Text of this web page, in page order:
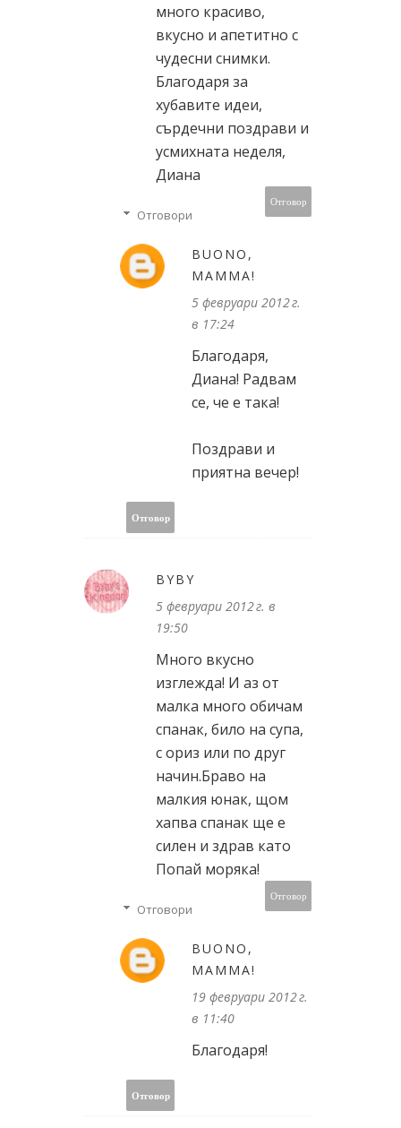
много красиво,
вкусно и апетитно с
чудесни снимки.
Благодаря за
хубавите идеи,
сърдечни поздрави и
усмихната неделя,
Диана
Отговор
Отговори
BUONO,
MAMMA!
5 февруари 2012 г.
в 17:24
Благодаря,
Диана! Радвам
се, че е така!
Поздрави и
приятна вечер!
Отговор
BYBY
5 февруари 2012 г. в
19:50
Много вкусно
изглежда! И аз от
малка много обичам
спанак, било на супа,
с ориз или по друг
начин.Браво на
малкия юнак, щом
хапва спанак ще е
силен и здрав като
Попай моряка!
Отговор
Отговори
BUONO,
MAMMA!
19 февруари 2012 г.
в 11:40
Благодаря!
Отговор